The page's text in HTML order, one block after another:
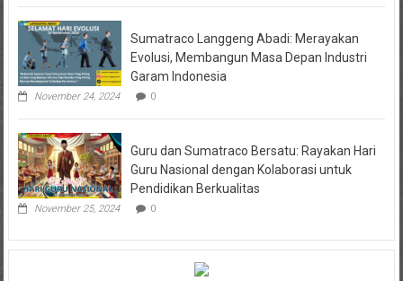
Sumatraco Langgeng Abadi: Merayakan
Evolusi, Membangun Masa Depan Industri
Garam Indonesia
November 24, 2024 0
Guru dan Sumatraco Bersatu: Rayakan Hari
Guru Nasional dengan Kolaborasi untuk
Pendidikan Berkualitas
November 25, 2024 0